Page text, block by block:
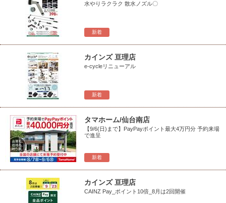
新着
水やりラクラク 散水ノズル〇
新着
カインズ 亘理店
e-cycleリニューアル
新着
タマホーム/仙台南店
【9/6(日)まで】PayPayポイント最大4万円分 予約来場
で進呈
カインズ 亘理店
CAINZ Pay_ポイント10倍_8月は2回開催